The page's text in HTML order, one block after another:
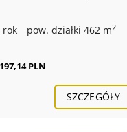
rok pow. działki 462 m2
PLN
SZCZEGÓŁY